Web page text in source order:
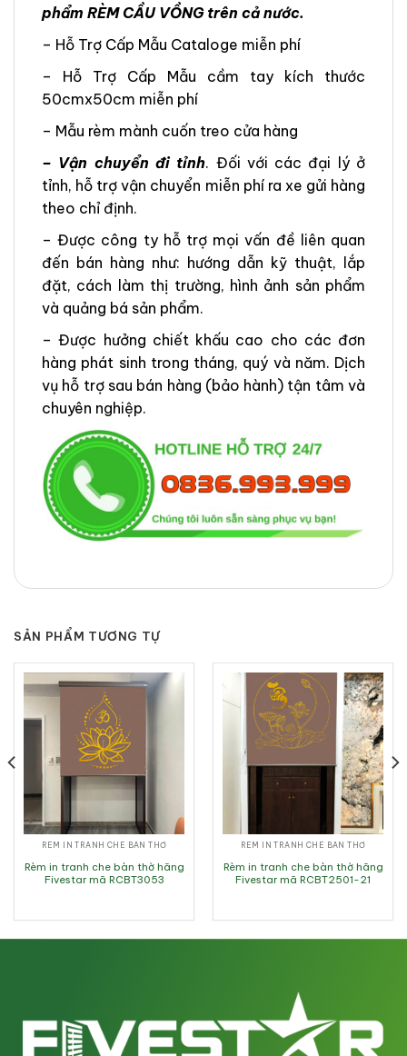
phẩm RÈM CẦU VỒNG trên cả nước.
– Hỗ Trợ Cấp Mẫu Cataloge miễn phí
– Hỗ Trợ Cấp Mẫu cầm tay kích thước
50cmx50cm miễn phí
– Mẫu rèm mành cuốn treo cửa hàng
– Vận chuyển đi tỉnh. Đối với các đại lý ở
tỉnh, hỗ trợ vận chuyển miễn phí ra xe gửi hàng
theo chỉ định.
– Được công ty hỗ trợ mọi vấn đề liên quan
đến bán hàng như: hướng dẫn kỹ thuật, lắp
đặt, cách làm thị trường, hình ảnh sản phẩm
và quảng bá sản phẩm.
– Được hưởng chiết khấu cao cho các đơn
hàng phát sinh trong tháng, quý và năm. Dịch
vụ hỗ trợ sau bán hàng (bảo hành) tận tâm và
chuyên nghiệp.
SẢN PHẨM TƯƠNG TỰ
RÈM IN TRANH CHE BÀN THỜ
Rèm in tranh che bàn thờ hãng
Fivestar mã RCBT3053
RÈM IN TRANH CHE BÀN THỜ
Rèm in tranh che bàn thờ hãng
Fivestar mã RCBT2501-21